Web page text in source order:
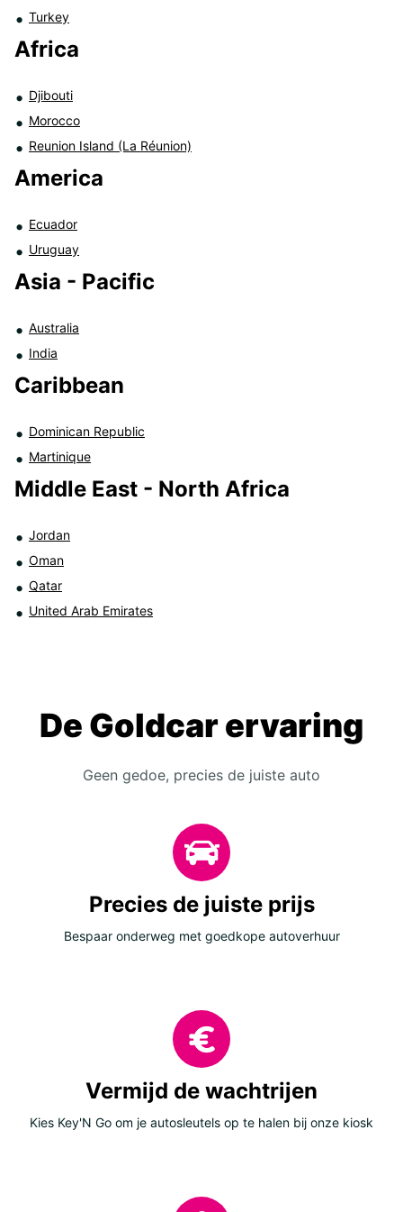
Turkey
Africa
Djibouti
Morocco
Reunion Island (La Réunion)
America
Ecuador
Uruguay
Asia - Pacific
Australia
India
Caribbean
Dominican Republic
Martinique
Middle East - North Africa
Jordan
Oman
Qatar
United Arab Emirates
De Goldcar ervaring
Geen gedoe, precies de juiste auto
Precies de juiste prijs
Bespaar onderweg met goedkope autoverhuur
Vermijd de wachtrijen
Kies Key'N Go om je autosleutels op te halen bij onze kiosk